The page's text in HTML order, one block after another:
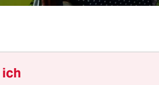
ich